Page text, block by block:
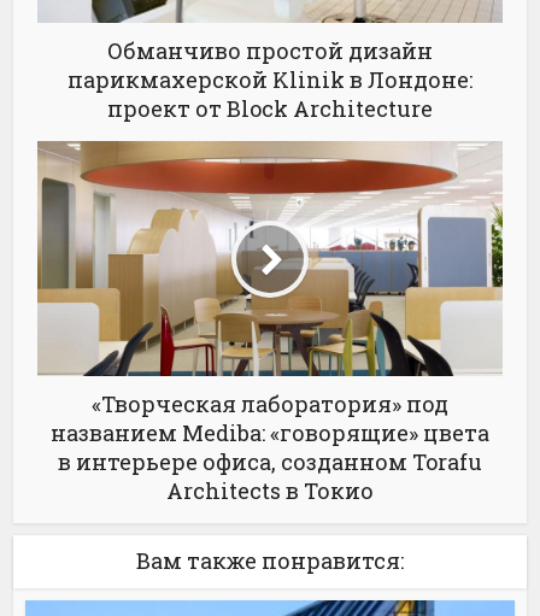
Обманчиво простой дизайн
парикмахерской Klinik в Лондоне:
проект от Block Architecture
«Творческая лаборатория» под
названием Mediba: «говорящие» цвета
в интерьере офиса, созданном Torafu
Architects в Токио
Вам также понравится: